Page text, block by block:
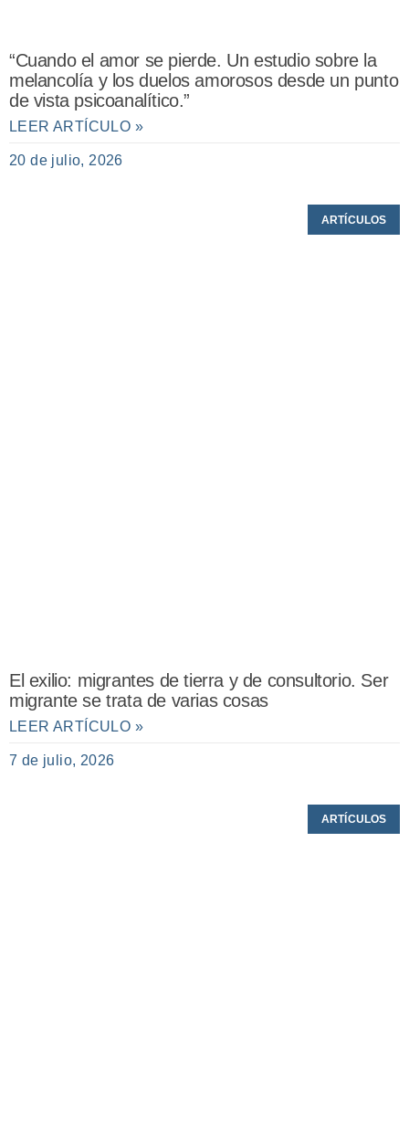
“Cuando el amor se pierde. Un estudio sobre la
melancolía y los duelos amorosos desde un punto
de vista psicoanalítico.”
LEER ARTÍCULO »
20 de julio, 2026
ARTÍCULOS
El exilio: migrantes de tierra y de consultorio. Ser
migrante se trata de varias cosas
LEER ARTÍCULO »
7 de julio, 2026
ARTÍCULOS